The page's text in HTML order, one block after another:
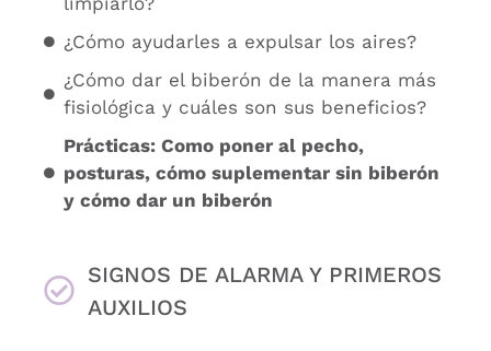
¿Cómo ayudarles a expulsar los aires?
¿Cómo dar el biberón de la manera más
fisiológica y cuáles son sus beneficios?
Prácticas: Como poner al pecho,
posturas, cómo suplementar sin biberón
y cómo dar un biberón
SIGNOS DE ALARMA Y PRIMEROS
AUXILIOS